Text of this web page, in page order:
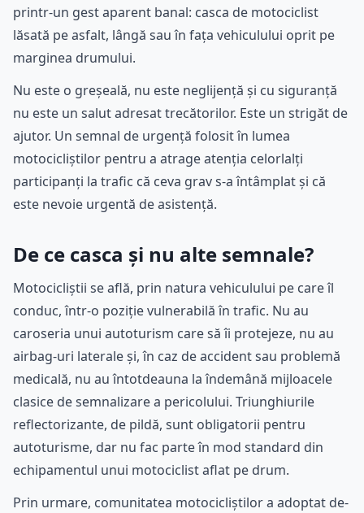
printr-un gest aparent banal: casca de motociclist
lăsată pe asfalt, lângă sau în fața vehiculului oprit pe
marginea drumului.
Nu este o greșeală, nu este neglijență și cu siguranță
nu este un salut adresat trecătorilor. Este un strigăt de
ajutor. Un semnal de urgență folosit în lumea
motocicliștilor pentru a atrage atenția celorlalți
participanți la trafic că ceva grav s-a întâmplat și că
este nevoie urgentă de asistență.
De ce casca și nu alte semnale?
Motocicliștii se află, prin natura vehiculului pe care îl
conduc, într-o poziție vulnerabilă în trafic. Nu au
caroseria unui autoturism care să îi protejeze, nu au
airbag-uri laterale și, în caz de accident sau problemă
medicală, nu au întotdeauna la îndemână mijloacele
clasice de semnalizare a pericolului. Triunghiurile
reflectorizante, de pildă, sunt obligatorii pentru
autoturisme, dar nu fac parte în mod standard din
echipamentul unui motociclist aflat pe drum.
Prin urmare, comunitatea motocicliștilor a adoptat de-